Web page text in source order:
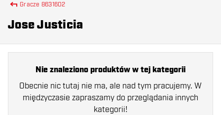
Gracze 8631602
Jose Justicia
Nie znaleziono produktów w tej kategorii
Obecnie nic tutaj nie ma, ale nad tym pracujemy. W
międzyczasie zapraszamy do przeglądania innych
kategorii!